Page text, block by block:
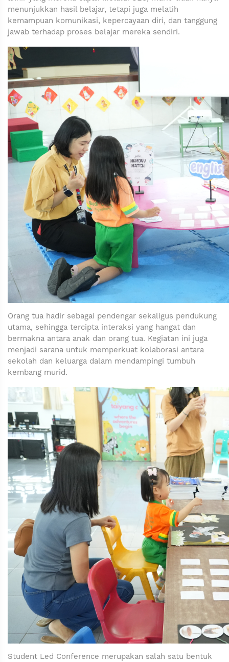
menunjukkan hasil belajar, tetapi juga melatih
kemampuan komunikasi, kepercayaan diri, dan tanggung
jawab terhadap proses belajar mereka sendiri.
Orang tua hadir sebagai pendengar sekaligus pendukung
utama, sehingga tercipta interaksi yang hangat dan
bermakna antara anak dan orang tua. Kegiatan ini juga
menjadi sarana untuk memperkuat kolaborasi antara
sekolah dan keluarga dalam mendampingi tumbuh
kembang murid.
Student Led Conference merupakan salah satu bentuk